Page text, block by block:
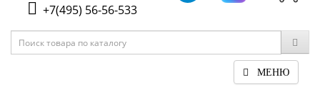
+7(495) 56-56-533
МЕНЮ